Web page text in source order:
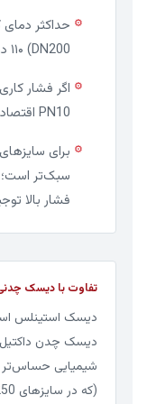
⚙
DN200) ۱۱۰ درجه سانتی‌گراد است
⚙
PN10 اقتصادی‌تر و کافی است
⚙ برای
سبک‌تر است؛
فشار بالا
تفاوت با دیسک
دیسک استینلس
دیسک چدن
شیمیایی